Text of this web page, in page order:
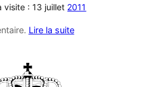
visite : 13 juillet 2011
Lire la suite